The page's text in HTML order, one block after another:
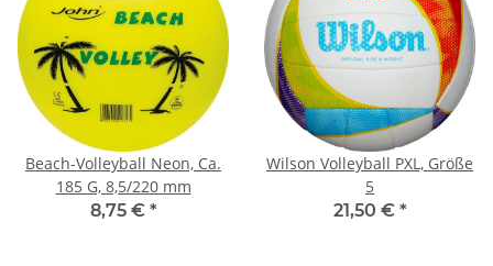
Beach-Volleyball Neon, Ca.
185 G, 8,5/220 mm
8,75 € *
Wilson Volleyball PXL, Größe
5
21,50 € *